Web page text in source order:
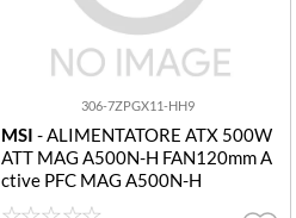
306-7ZPGX11-HH9
MSI - ALIMENTATORE ATX 500W
ATT MAG A500N-H FAN120mm A
ctive PFC MAG A500N-H